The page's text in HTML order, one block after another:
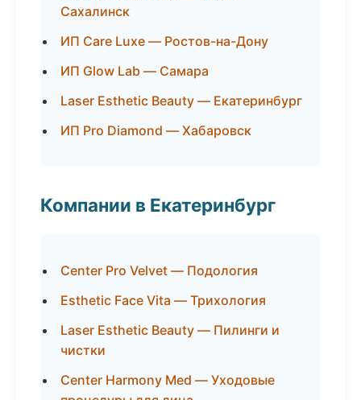
Сахалинск
ИП Care Luxe — Ростов-на-Дону
ИП Glow Lab — Самара
Laser Esthetic Beauty — Екатеринбург
ИП Pro Diamond — Хабаровск
Компании в Екатеринбург
Center Pro Velvet — Подология
Esthetic Face Vita — Трихология
Laser Esthetic Beauty — Пилинги и
чистки
Center Harmony Med — Уходовые